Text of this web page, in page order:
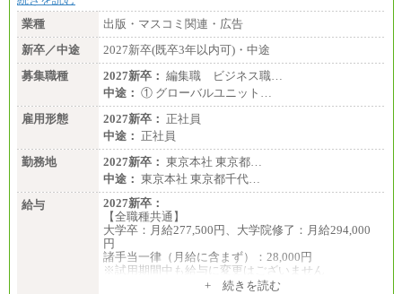
業種
出版・マスコミ関連・広告
新卒／中途
2027新卒(既卒3年以内可)・中途
募集職種
2027新卒： 編集職 ビジネス職…
中途： ① グローバルユニット…
雇用形態
2027新卒： 正社員
中途： 正社員
勤務地
2027新卒： 東京本社 東京都…
中途： 東京本社 東京都千代…
給与
2027新卒：
【全職種共通】
大学卒：月給277,500円、大学院修了：月給294,000
円
諸手当一律（月給に含まず）：28,000円
※試用期間中も給与に変更はございません
+ 続きを読む